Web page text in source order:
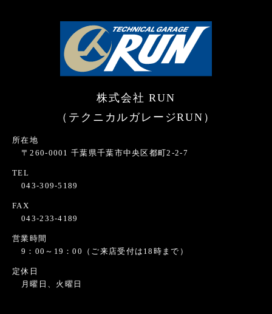
株式会社 RUN
（テクニカルガレージRUN）
所在地
〒260-0001 千葉県千葉市中央区都町2-2-7
TEL
043-309-5189
FAX
043-233-4189
営業時間
9：00～19：00（ご来店受付は18時まで）
定休日
月曜日、火曜日